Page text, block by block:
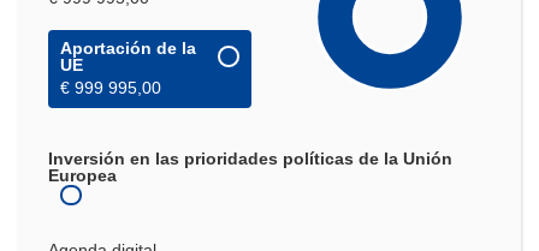
Aportación de la
UE
€ 999 995,00
Inversión en las prioridades políticas de la Unión
Europea